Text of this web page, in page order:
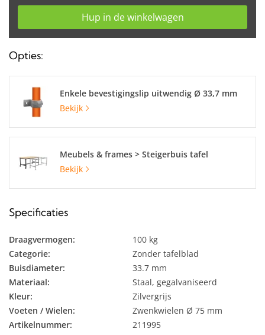
Hup in de winkelwagen
Opties:
Enkele bevestigingslip uitwendig Ø 33,7 mm
Bekijk
Meubels & frames > Steigerbuis tafel
Bekijk
Specificaties
Draagvermogen:
100 kg
Categorie:
Zonder tafelblad
Buisdiameter:
33.7 mm
Materiaal:
Staal, gegalvaniseerd
Kleur:
Zilvergrijs
Voeten / Wielen:
Zwenkwielen Ø 75 mm
Artikelnummer:
211995